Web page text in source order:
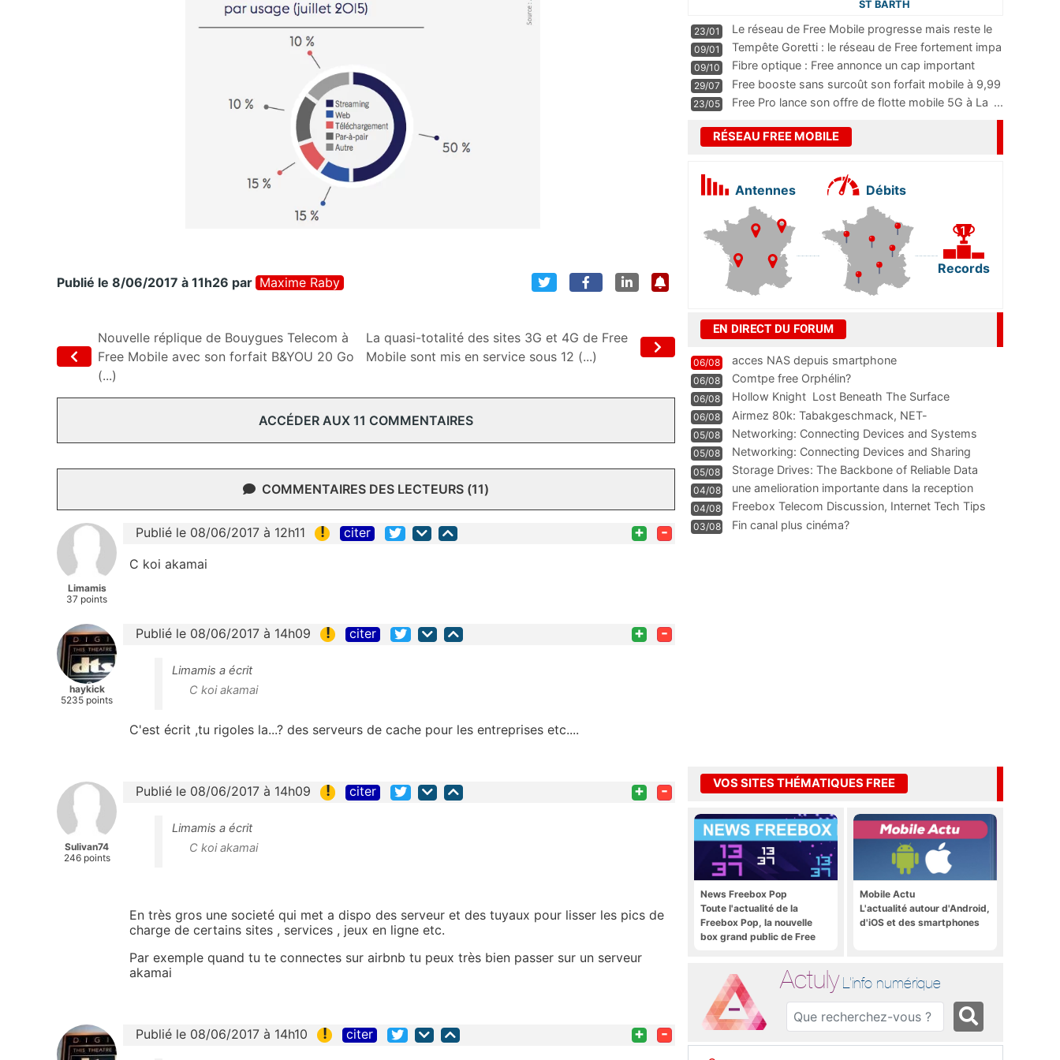
Publié le 8/06/2017 à 11h26 par Maxime Raby
Nouvelle réplique de Bouygues Telecom à
Free Mobile avec son forfait B&YOU 20 Go
(...)
La quasi-totalité des sites 3G et 4G de Free
Mobile sont mis en service sous 12 (...)
ACCÉDER AUX 11 COMMENTAIRES
COMMENTAIRES DES LECTEURS (11)
Limamis
37 points
Publié le 08/06/2017 à 12h11 ! citer + -
C koi akamai
haykick
5235 points
Publié le 08/06/2017 à 14h09 ! citer + -
Limamis a écrit
C koi akamai
C'est écrit ,tu rigoles la...? des serveurs de cache pour les entreprises etc....
Sulivan74
246 points
Publié le 08/06/2017 à 14h09 ! citer + -
Limamis a écrit
C koi akamai
En très gros une societé qui met a dispo des serveur et des tuyaux pour lisser les pics de
charge de certains sites , services , jeux en ligne etc.
Par exemple quand tu te connectes sur airbnb tu peux très bien passer sur un serveur
akamai
Publié le 08/06/2017 à 14h10 ! citer + -
ST BARTH
23/01
Le réseau de Free Mobile progresse mais reste le
m
...
09/01
Tempête Goretti : le réseau de Free fortement impa
09/10
Fibre optique : Free annonce un cap important
pass
...
29/07
Free booste sans surcoût son forfait mobile à 9,99
23/05 Free Pro lance son offre de flotte mobile 5G à La ...
RÉSEAU FREE MOBILE
Antennes Débits
Records
EN DIRECT DU FORUM
06/08 acces NAS depuis smartphone
06/08 Comtpe free Orphélin?
06/08 Hollow Knight  Lost Beneath The Surface
06/08
Airmez 80k: Tabakgeschmack, NET-
Technologie und Leistung im
05/08 Networking: Connecting Devices and Systems
05/08
Networking: Connecting Devices and Sharing
Information
05/08
Storage Drives: The Backbone of Reliable Data
Management
04/08
une amelioration importante dans la reception
WIFI
04/08
Freebox Telecom Discussion, Internet Tech Tips
Communi
03/08 Fin canal plus cinéma?
VOS SITES THÉMATIQUES FREE
News Freebox Pop
Toute l'actualité de la
Freebox Pop, la nouvelle
box grand public de Free
Mobile Actu
L'actualité autour d'Android,
d'iOS et des smartphones
Actuly L'info numérique